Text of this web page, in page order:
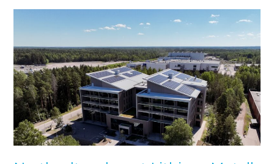
Lithium-
Metall-
Forschung
nach
Schweden